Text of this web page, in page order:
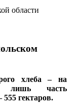
области
хлеба – на
лишь часть
гектаров.